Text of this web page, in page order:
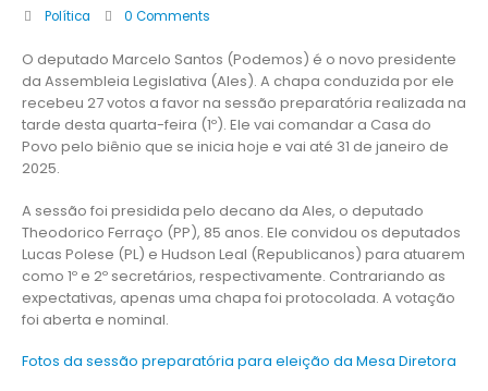
Política 0 Comments
O deputado Marcelo Santos (Podemos) é o novo presidente
da Assembleia Legislativa (Ales). A chapa conduzida por ele
recebeu 27 votos a favor na sessão preparatória realizada na
tarde desta quarta-feira (1º). Ele vai comandar a Casa do
Povo pelo biênio que se inicia hoje e vai até 31 de janeiro de
2025.
A sessão foi presidida pelo decano da Ales, o deputado
Theodorico Ferraço (PP), 85 anos. Ele convidou os deputados
Lucas Polese (PL) e Hudson Leal (Republicanos) para atuarem
como 1º e 2º secretários, respectivamente. Contrariando as
expectativas, apenas uma chapa foi protocolada. A votação
foi aberta e nominal.
Fotos da sessão preparatória para eleição da Mesa Diretora